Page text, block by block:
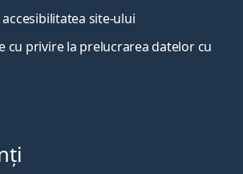
site-ului
cu privire la prelucrarea datelor cu